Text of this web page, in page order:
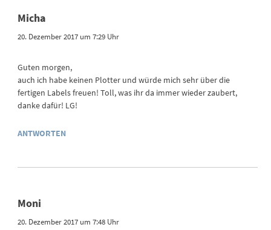
Micha
20. Dezember 2017 um 7:29 Uhr
Guten morgen,
auch ich habe keinen Plotter und würde mich sehr über die
fertigen Labels freuen! Toll, was ihr da immer wieder zaubert,
danke dafür! LG!
ANTWORTEN
Moni
20. Dezember 2017 um 7:48 Uhr